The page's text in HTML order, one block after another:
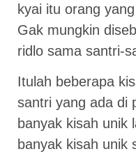
kyai itu orang
Gak mungkin
ridlo sama santri-
Itulah beberapa
santri yang ada di
banyak kisah unik
banyak kisah unik